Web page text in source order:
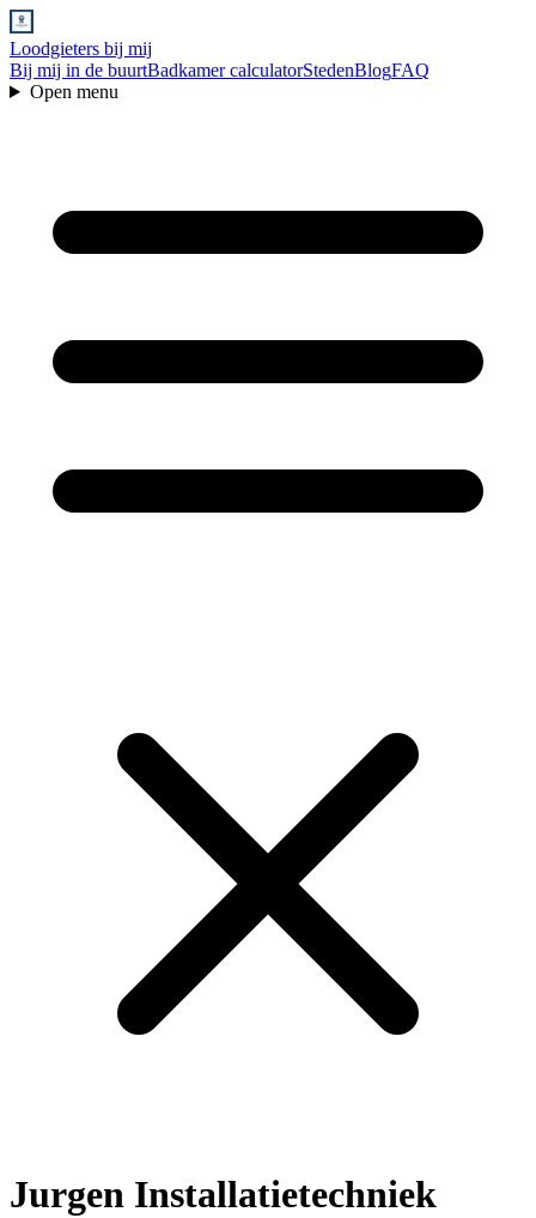
Loodgieters bij mij
Bij mij in de buurtBadkamer calculatorStedenBlogFAQ
Open menu
Jurgen Installatietechniek